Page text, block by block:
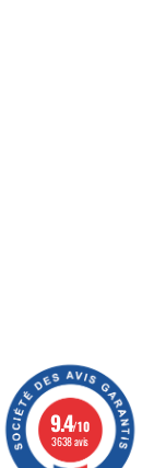
9.4/10
3638 avis